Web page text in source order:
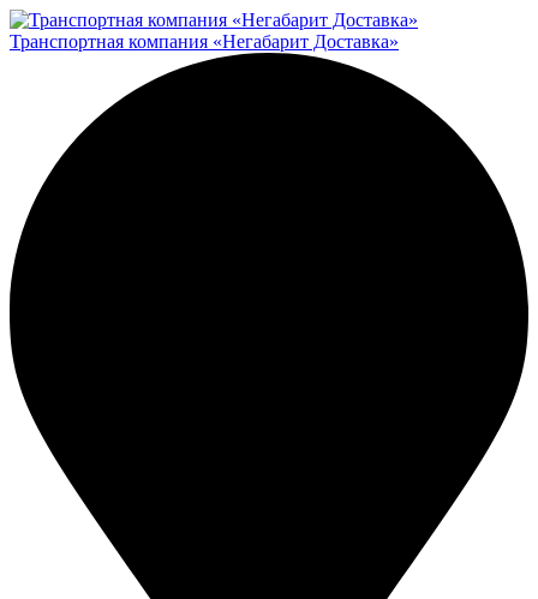
Транспортная компания «Негабарит Доставка»